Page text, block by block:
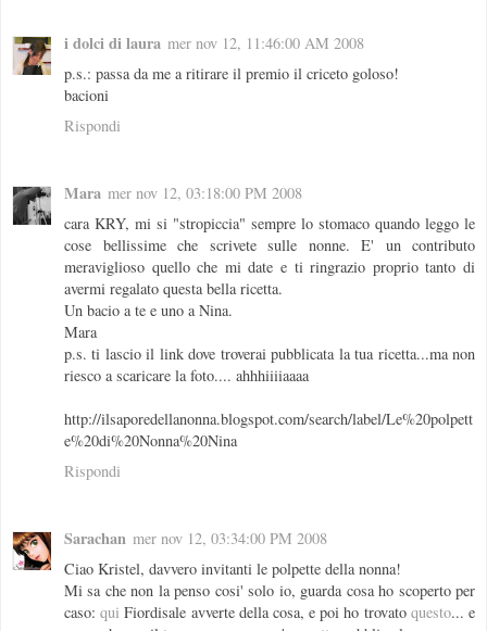
i dolci di laura mer nov 12, 11:46:00 AM 2008
p.s.: passa da me a ritirare il premio il criceto goloso!
bacioni
Rispondi
Mara mer nov 12, 03:18:00 PM 2008
cara KRY, mi si "stropiccia" sempre lo stomaco quando leggo le
cose bellissime che scrivete sulle nonne. E' un contributo
meraviglioso quello che mi date e ti ringrazio proprio tanto di
avermi regalato questa bella ricetta.
Un bacio a te e uno a Nina.
Mara
p.s. ti lascio il link dove troverai pubblicata la tua ricetta...ma non
riesco a scaricare la foto.... ahhhiiiiaaaa
http://ilsaporedellanonna.blogspot.com/search/label/Le%20polpett
e%20di%20Nonna%20Nina
Rispondi
Sarachan mer nov 12, 03:34:00 PM 2008
Ciao Kristel, davvero invitanti le polpette della nonna!
Mi sa che non la penso cosi' solo io, guarda cosa ho scoperto per
caso:qui Fiordisale avverte della cosa, e poi ho trovato questo... e